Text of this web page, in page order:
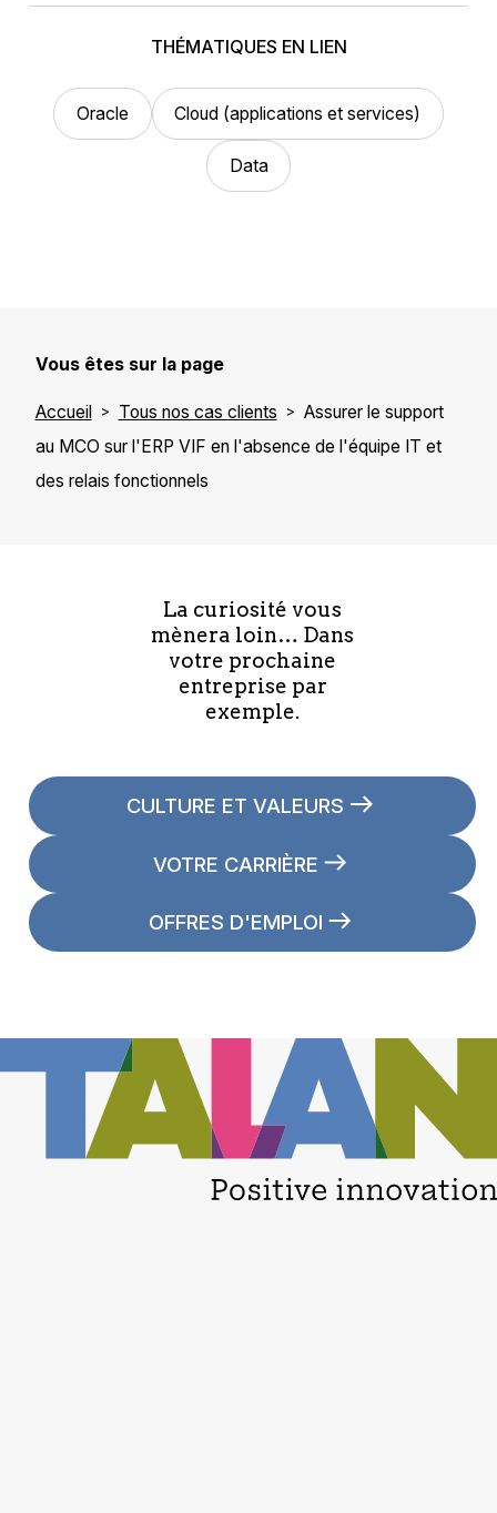
THÉMATIQUES EN LIEN
Oracle Cloud (applications et services)
Data
Vous êtes sur la page
Accueil Tous nos cas clients
Assurer le support
au MCO sur l'ERP VIF en l'absence de l'équipe IT et
des relais fonctionnels
La curiosité vous
mènera loin… Dans
votre prochaine
entreprise par
exemple.
CULTURE ET VALEURS
VOTRE CARRIÈRE
OFFRES D'EMPLOI